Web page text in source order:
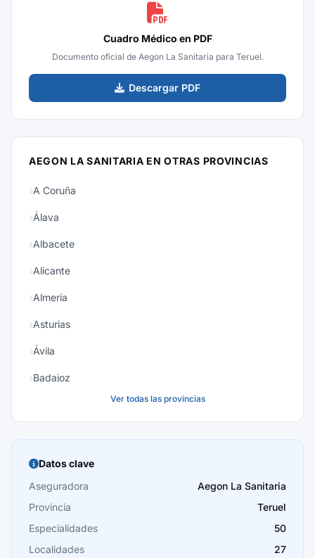
Cuadro Médico en PDF
Documento oficial de Aegon La Sanitaria para Teruel.
Descargar PDF
AEGON LA SANITARIA EN OTRAS PROVINCIAS
A Coruña
Álava
Albacete
Alicante
Almería
Asturias
Ávila
Badajoz
Burgos
Cáceres
Cádiz
Cantabria
Ver todas las provincias
Datos clave
Aseguradora
Aegon La Sanitaria
Provincia
Teruel
Especialidades
50
Localidades
27